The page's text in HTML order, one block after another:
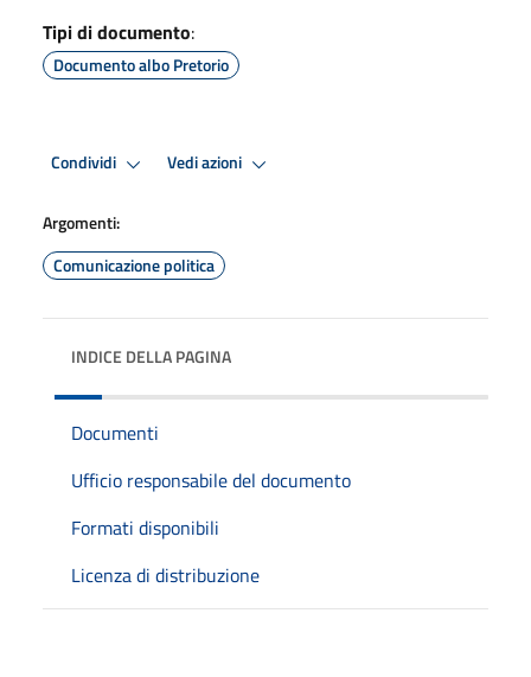
Tipi di documento:
Documento albo Pretorio
Condividi Vedi azioni
Argomenti:
Comunicazione politica
INDICE DELLA PAGINA
Documenti
Ufficio responsabile del documento
Formati disponibili
Licenza di distribuzione